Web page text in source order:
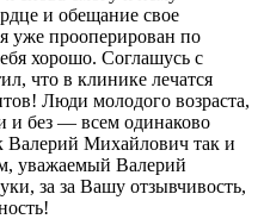
и обещание свое
уже прооперирован по
хорошо. Соглашусь с
что в клинике лечатся
Люди молодого возраста,
и без — всем одинаково
Валерий Михайлович так и
уважаемый Валерий
за за Вашу отзывчивость,